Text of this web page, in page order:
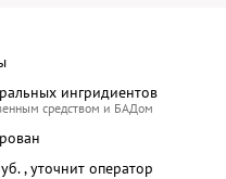
ингридиентов
средством и БАДом
, уточнит оператор